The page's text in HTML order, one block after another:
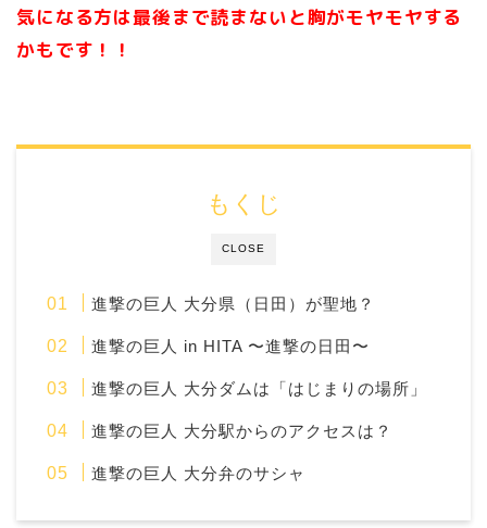
気になる方は最後まで読まないと胸がモヤモヤする
かもです！！
CLOSE
もくじ
進撃の巨人 大分県（日田）が聖地？
進撃の巨人 in HITA 〜進撃の日田〜
進撃の巨人 大分ダムは「はじまりの場所」
進撃の巨人 大分駅からのアクセスは？
進撃の巨人 大分弁のサシャ